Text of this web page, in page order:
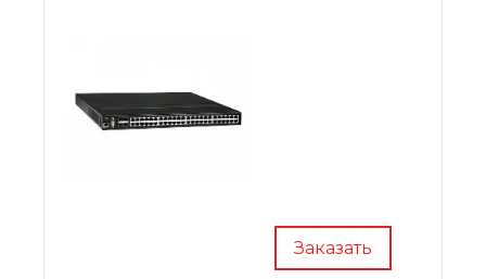
Заказать